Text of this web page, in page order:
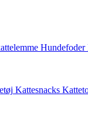
Hundefoder
Kattesnacks